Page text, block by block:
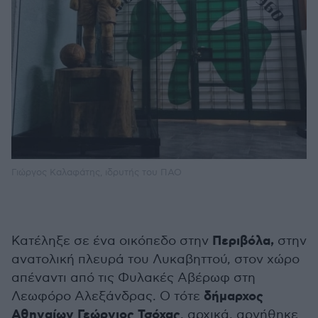
Κατέληξε σε ένα οικόπεδο στην Περιβόλα, στην
ανατολική πλευρά του Λυκαβηττού, στον χώρο
απέναντι από τις Φυλακές Αβέρωφ στη
Λεωφόρο Αλεξάνδρας. Ο τότε δήμαρχος
, αρχικά, αρνήθηκε